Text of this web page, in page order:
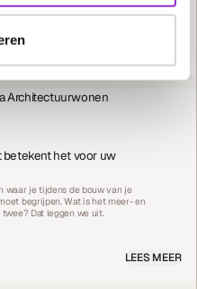
betekent het voor uw
waar je tijdens de bouw van je
begrijpen. Wat is het meer- en
Dat leggen we uit.
LEES MEER